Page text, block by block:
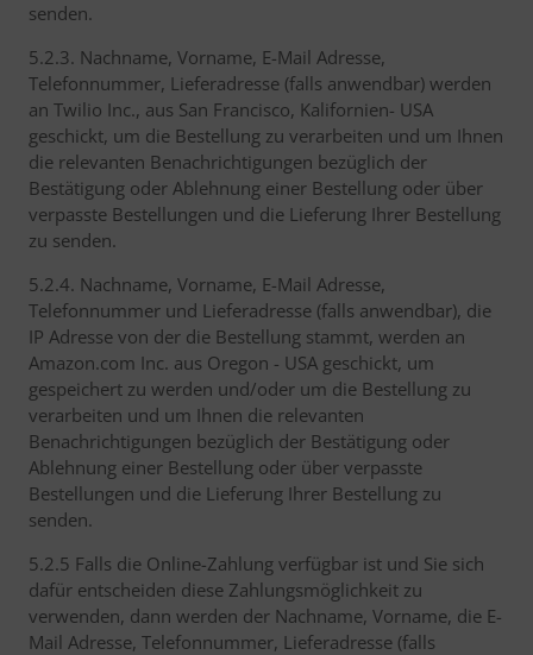
senden.
5.2.3. Nachname, Vorname, E-Mail Adresse,
Telefonnummer, Lieferadresse (falls anwendbar) werden
an Twilio Inc., aus San Francisco, Kalifornien- USA
geschickt, um die Bestellung zu verarbeiten und um Ihnen
die relevanten Benachrichtigungen bezüglich der
Bestätigung oder Ablehnung einer Bestellung oder über
verpasste Bestellungen und die Lieferung Ihrer Bestellung
zu senden.
5.2.4. Nachname, Vorname, E-Mail Adresse,
Telefonnummer und Lieferadresse (falls anwendbar), die
IP Adresse von der die Bestellung stammt, werden an
Amazon.com Inc. aus Oregon - USA geschickt, um
gespeichert zu werden und/oder um die Bestellung zu
verarbeiten und um Ihnen die relevanten
Benachrichtigungen bezüglich der Bestätigung oder
Ablehnung einer Bestellung oder über verpasste
Bestellungen und die Lieferung Ihrer Bestellung zu
senden.
5.2.5 Falls die Online-Zahlung verfügbar ist und Sie sich
dafür entscheiden diese Zahlungsmöglichkeit zu
verwenden, dann werden der Nachname, Vorname, die E-
Mail Adresse, Telefonnummer, Lieferadresse (falls